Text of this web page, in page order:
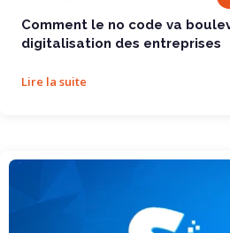
Comment le no code va
digitalisation des entreprises
Lire la suite